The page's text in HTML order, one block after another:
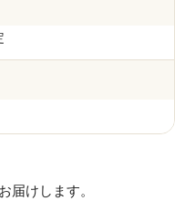
届けします。